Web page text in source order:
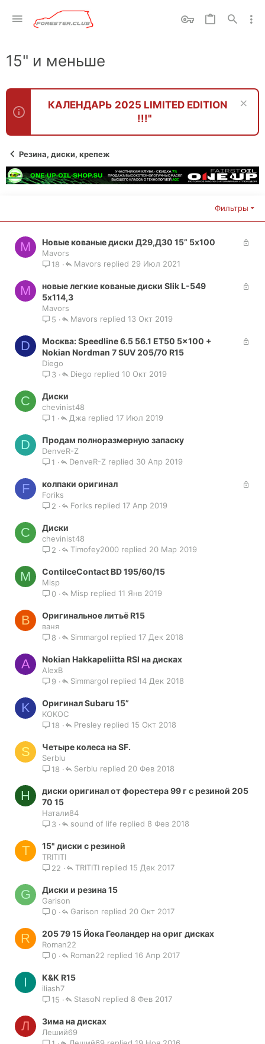
15" и меньше
КАЛЕНДАРЬ 2025 LIMITED EDITION
!!!"
Резина, диски, крепеж
Фильтры
M Новые кованые диски Д29,Д30 15” 5x100
Mavors
18
29 Июл 2021
Mavors
M
новые легкие кованые диски Slik L-549
5х114,3
Mavors
5
13 Окт 2019
Mavors
D
Москва: Speedline 6.5 56.1 ET50 5x100 +
Nokian Nordman 7 SUV 205/70 R15
Diego
3
10 Окт 2019
Diego
C Диски
chevinist48
1
17 Июл 2019
Джа
D Продам полноразмерную запаску
DenveR-Z
1
30 Апр 2019
DenveR-Z
F колпаки оригинал
Foriks
2
17 Апр 2019
Foriks
C Диски
chevinist48
2
20 Мар 2019
Timofey2000
M ContiIceContact BD 195/60/15
Misp
0
11 Янв 2019
Misp
В Оригинальное литьё R15
ваня
8
17 Дек 2018
Simmargol
A Nokian Hakkapeliitta RSI на дисках
AlexB
9
14 Дек 2018
Simmargol
K Оригинал Subaru 15”
KOKOC
18
15 Окт 2018
Presley
S Четыре колеса на SF.
Serblu
18
20 Фев 2018
Serblu
Н
диски оригинал от форестера 99 г с резиной 205
70 15
Натали84
3
8 Фев 2018
sound of life
T 15" диски с резиной
TRITITI
22
15 Дек 2017
TRITITI
G Диски и резина 15
Garison
0
20 Окт 2017
Garison
R 205 79 15 Йока Геоландер на ориг дисках
Roman22
0
16 Апр 2017
Roman22
I K&K R15
iliash7
15
8 Фев 2017
StasoN
Л Зима на дисках
Леший69